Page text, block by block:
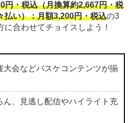
円・税込（月換算約2,667円・税
い）：月額3,200円・税込の3
合わせてチョイスしよう！
大会などバスケコンテンツが揃
、見逃し配信やハイライト充